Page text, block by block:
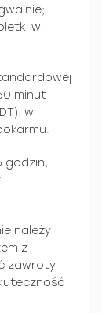
w
minut
w
godzin,
należy
z
zawroty